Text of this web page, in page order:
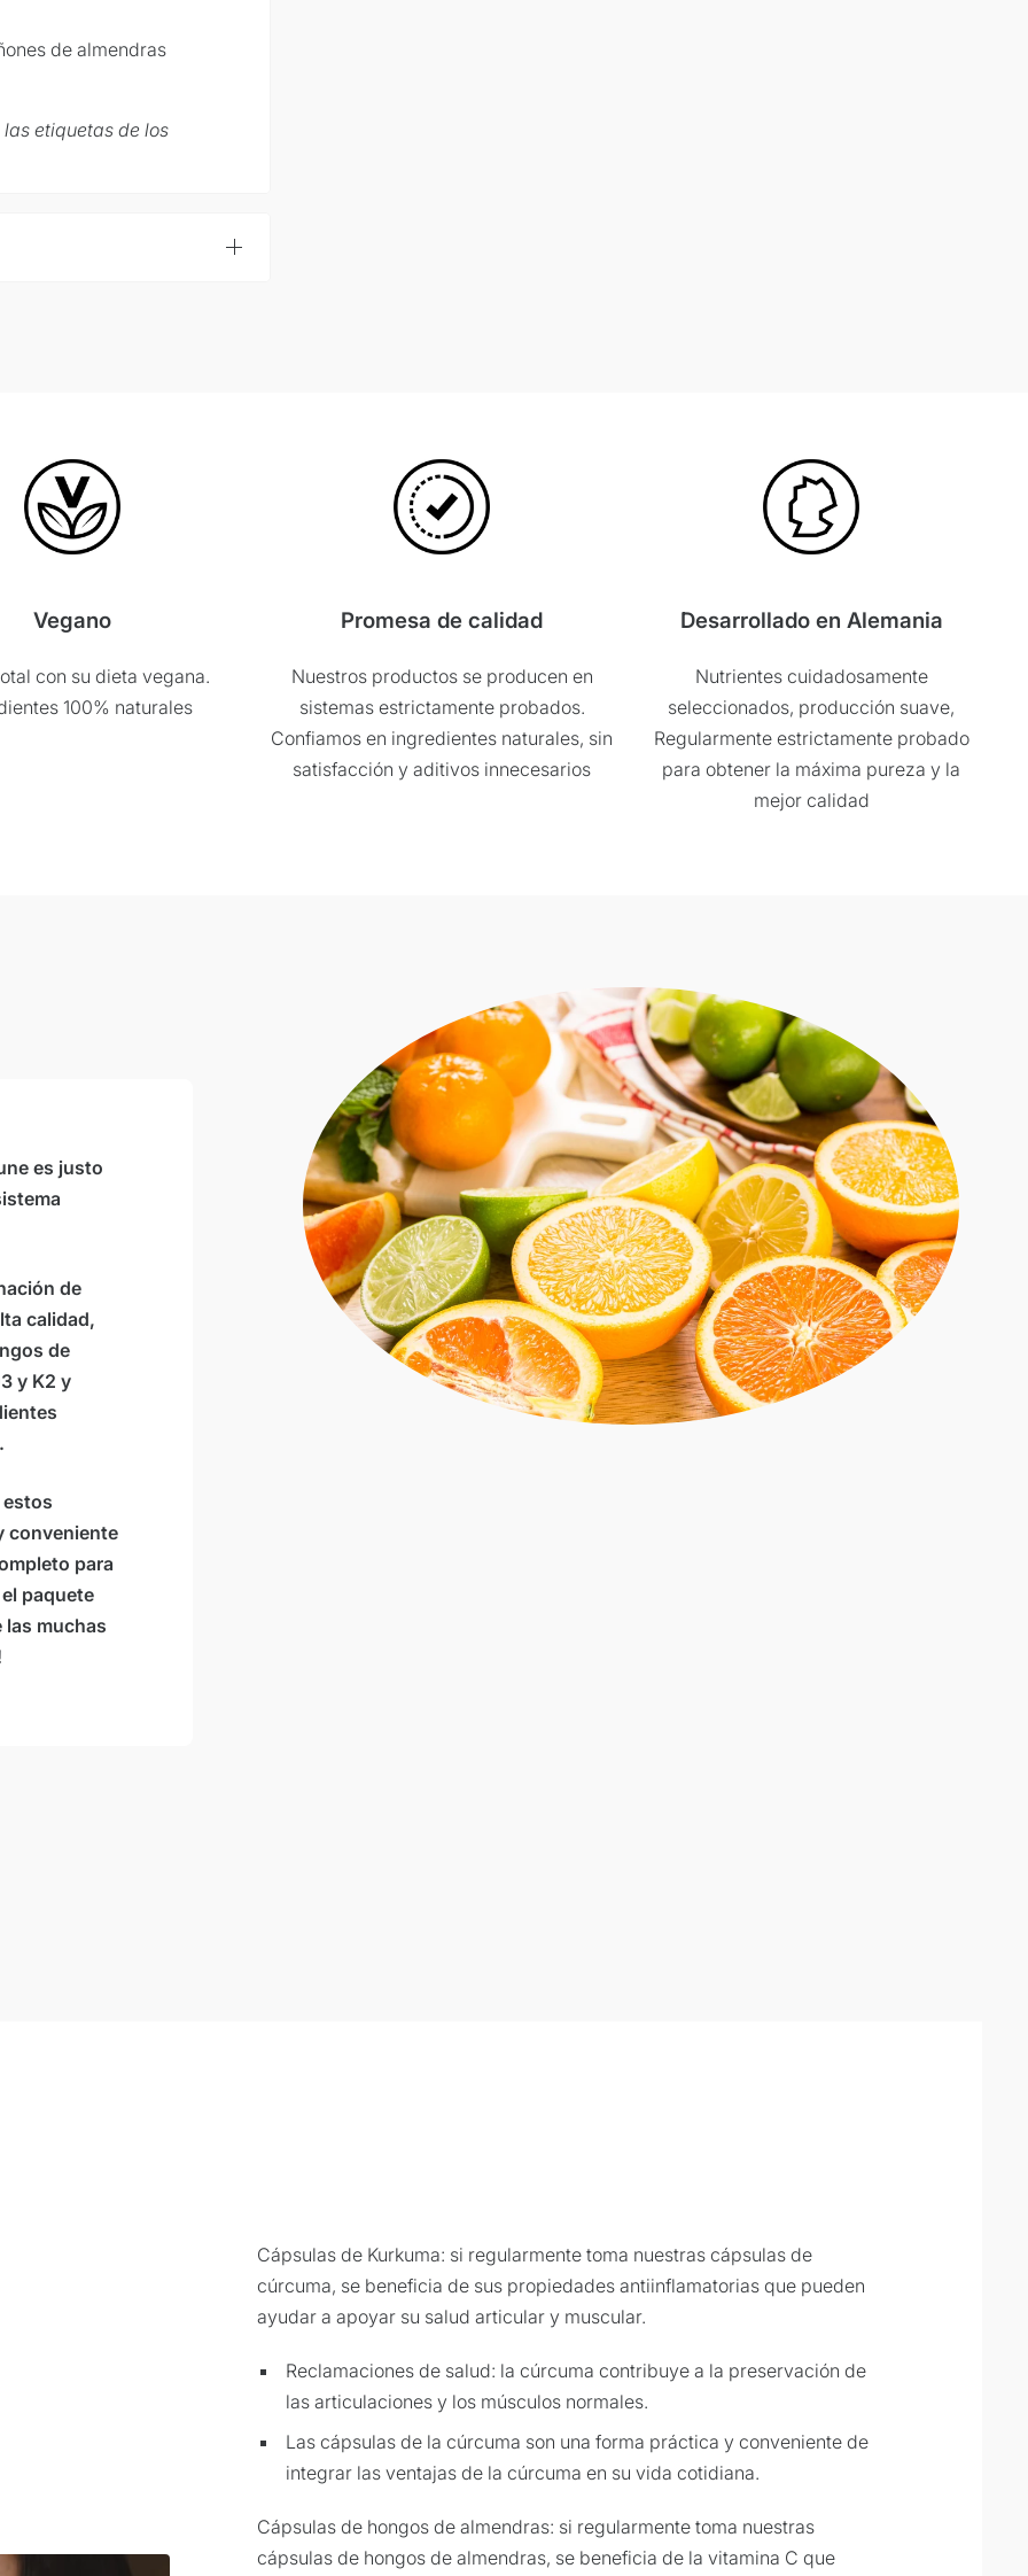
de almendras
etiquetas de los
almendras:
los días.
con aceite de cocina.
lo tanto, asegúrese de
usar una
use las condiciones
Vegano
con su dieta vegana.
100% naturales
Promesa de calidad
Nuestros productos se producen en
sistemas estrictamente probados.
Confiamos en ingredientes naturales, sin
satisfacción y aditivos innecesarios
Desarrollado en Alemania
Nutrientes cuidadosamente
seleccionados, producción suave,
Regularmente estrictamente probado
para obtener la máxima pureza y la
mejor calidad
es justo
de
calidad,
de
y K2 y
conveniente
para
paquete
las muchas
Cápsulas de Kurkuma: si regularmente toma nuestras cápsulas de
cúrcuma, se beneficia de sus propiedades antiinflamatorias que pueden
ayudar a apoyar su salud articular y muscular.
Reclamaciones de salud: la cúrcuma contribuye a la preservación de
las articulaciones y los músculos normales.
Las cápsulas de la cúrcuma son una forma práctica y conveniente de
integrar las ventajas de la cúrcuma en su vida cotidiana.
Cápsulas de hongos de almendras: si regularmente toma nuestras
cápsulas de hongos de almendras, se beneficia de la vitamina C que